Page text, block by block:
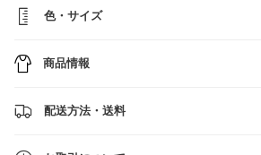
・休業日 8/8(土)、8/9(日)、11(火)、13(木)、14(
いただきます。
●ご注文前に必ず【お取引について】の内容の
→
https://www.buyma.com/buyer/841549/
色・サイズ
商品情報
配送方法・送料